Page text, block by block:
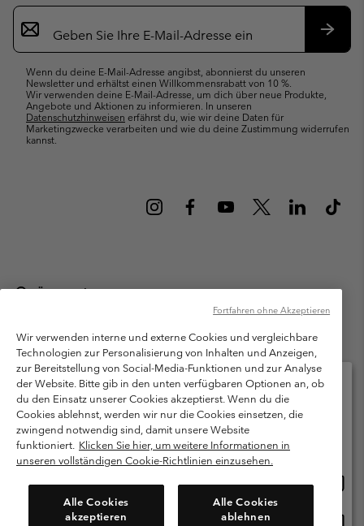
Newsletter-
Anmeldung
Wenn du deine E-Mail-Adresse angibst, abonnierst du unseren
Newsletter und erhältst einen Willkommensrabatt von 10 %.
Wir verwenden deine E-Mail-Adresse, um dich über neue Produkte,
Angebote und Aktionen zu informieren. In unseren
Datenschutzhinweisen erfährst du, wie wir deine Daten für
Marketingzwecke verarbeiten und wie du deine Zustimmung widerrufen
kannst.
Österreich
Columbia Sportswear Austria GmbH. Moosfeldstraße 1, 5101
Bergheim, Salzburg Österreich. Alle Rechte vorbehalten.
Nutzungsbedingungen
Allgemeine Verkaufsbedingungen
Garantie
Datenschutzerklärung
Bestimmungen und Bedingungen des Mitglieder Programms
Nutzungsbedingungen Für Nutzergenerierte Inhalte
Cookies
Kundenservice: Mo- Fr. 9:00 - 13:00 & 14:00- 18:00 Uhr
(+)43720880525
Wir verwenden interne und externe Cookies und vergleichbare
Technologien zur Personalisierung von Inhalten und Anzeigen,
zur Bereitstellung von Social-Media-Funktionen und zur Analyse
der Website. Bitte gib in den unten verfügbaren Optionen an, ob
du den Einsatz unserer Cookies akzeptierst. Wenn du die
Cookies ablehnst, werden wir nur die Cookies einsetzen, die
zwingend notwendig sind, damit unsere Website
funktioniert. Klicken Sie hier, um weitere Informationen in
unseren vollständigen Cookie-Richtlinien einzusehen.
Alle Cookies
akzeptieren
Alle Cookies
ablehnen
Fortfahren ohne Akzeptieren
Bitte wählen Sie Ihr Lieferland und Ihre Sprache
Online-Einkauf verfügbar
Österreich